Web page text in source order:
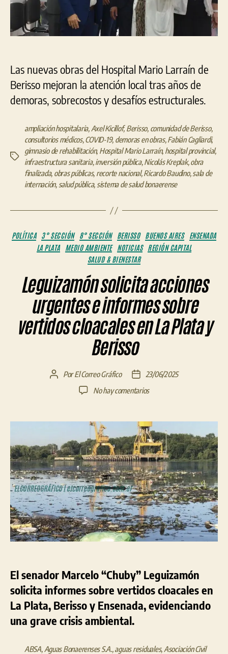
Las nuevas obras del Hospital Mario Larraín de
Berisso mejoran la atención local tras años de
demoras, sobrecostos y desafíos estructurales.
Etiquetas
ampliación hospitalaria, Axel Kicillof,Berisso, comunidad de Berisso,
consultorios médicos,COVID-19, demoras en obras,Fabián Cagliardi,
gimnasio de rehabilitación, Hospital Mario Larraín, hospital provincial,
infraestructura sanitaria,inversión pública,Nicolás Kreplak,obra
finalizada, obras públicas, recorte nacional,Ricardo Baudino,sala de
internación, salud pública, sistema de salud bonaerense
Categorías
POLÍTICA 3° SECCIÓN 8° SECCIÓN BERISSO BUENOS AIRES
ENSENADA
LA PLATA
MEDIO AMBIENTE NOTICIAS
REGIÓN CAPITAL
SALUD & BIENESTAR
Leguizamón solicita acciones
urgentes e informes sobre
vertidos cloacales en La Plata y
Berisso
AutorPorEl Correo Gráfico
Fecha
de
23/06/2025
No hay comentariosen
acciones
urgentes
e
informes
sobre
vertidos
cloacales
en
La
Plata
y
El senador Marcelo “Chuby” Leguizamón
solicita informes sobre vertidos cloacales en
La Plata, Berisso y Ensenada, evidenciando
una grave crisis ambiental.
ABSA, Aguas Bonaerenses S.A.,aguas residuales, Asociación Civil